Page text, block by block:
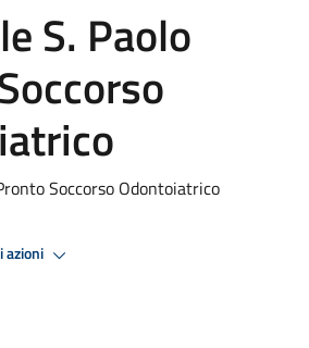
S. Paolo
Soccorso Odontoiatrico
azioni